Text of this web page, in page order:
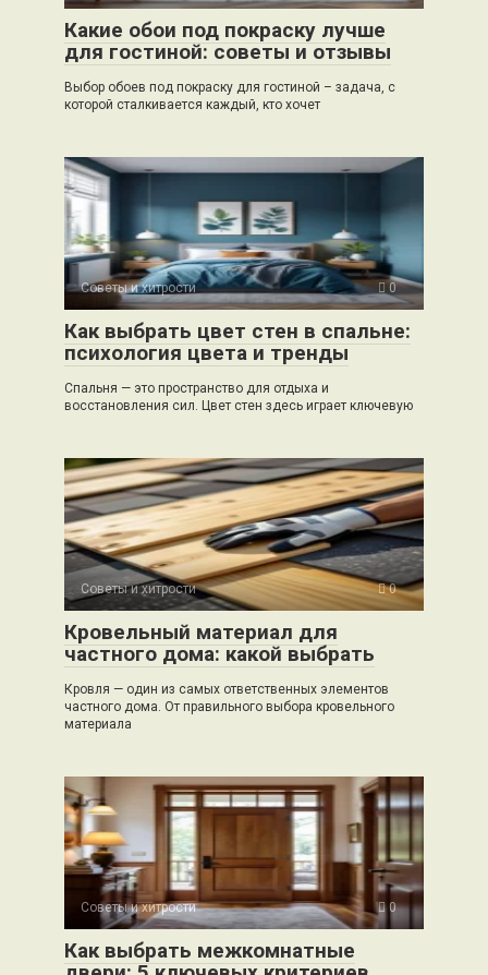
Какие обои под покраску лучше
для гостиной: советы и отзывы
Выбор обоев под покраску для гостиной – задача, с
которой сталкивается каждый, кто хочет
Советы и хитрости 0
Как выбрать цвет стен в спальне:
психология цвета и тренды
Спальня — это пространство для отдыха и
восстановления сил. Цвет стен здесь играет ключевую
Советы и хитрости 0
Кровельный материал для
частного дома: какой выбрать
Кровля — один из самых ответственных элементов
частного дома. От правильного выбора кровельного
материала
Советы и хитрости 0
Как выбрать межкомнатные